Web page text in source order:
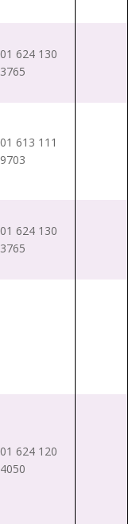
01 624 130
3765
01 613 111
9703
01 624 130
3765
01 624 120
4050